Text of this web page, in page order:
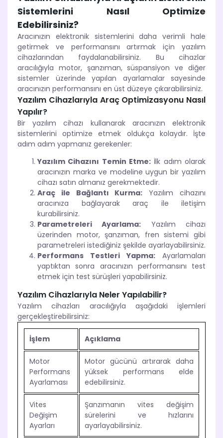
Sistemlerini Nasıl Optimize
Edebilirsiniz?
Aracınızın elektronik sistemlerini daha verimli hale
getirmek ve performansını artırmak için yazılım
cihazlarından faydalanabilirsiniz. Bu cihazlar
aracılığıyla motor, şanzıman, süspansiyon ve diğer
sistemler üzerinde yapılan ayarlamalar sayesinde
aracınızın performansını en üst düzeye çıkarabilirsiniz.
Yazılım Cihazlarıyla Araç Optimizasyonu Nasıl
Yapılır?
Bir yazılım cihazı kullanarak aracınızın elektronik
sistemlerini optimize etmek oldukça kolaydır. İşte
adım adım yapmanız gerekenler:
Yazılım Cihazını Temin Etme: İlk adım olarak
aracınızın marka ve modeline uygun bir yazılım
cihazı satın almanız gerekmektedir.
Araç ile Bağlantı Kurma: Yazılım cihazını
aracınıza bağlayarak araç ile iletişim
kurabilirsiniz.
Parametreleri Ayarlama: Yazılım cihazı
üzerinden motor, şanzıman, fren sistemi gibi
parametreleri istediğiniz şekilde ayarlayabilirsiniz.
Performans Testleri Yapma: Ayarlamaları
yaptıktan sonra aracınızın performansını test
etmek için test sürüşleri yapabilirsiniz.
Yazılım Cihazlarıyla Neler Yapılabilir?
Yazılım cihazları aracılığıyla aşağıdaki işlemleri
gerçekleştirebilirsiniz:
İşlem Açıklama
Motor
Performans
Ayarlaması
Motor gücünü artırarak daha
yüksek performans elde
edebilirsiniz.
Vites
Değişim
Ayarları
Şanzımanın vites değişim
sürelerini ve hızlarını
ayarlayabilirsiniz.